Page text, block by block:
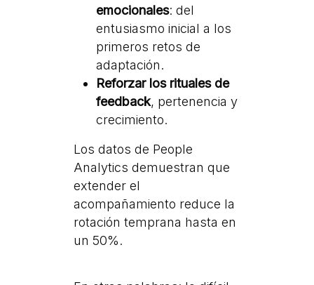
emocionales: del
entusiasmo inicial a los
primeros retos de
adaptación.
Reforzar los rituales de
feedback, pertenencia y
crecimiento.
Los datos de People
Analytics demuestran que
extender el
acompañamiento reduce la
rotación temprana hasta en
un 50%.